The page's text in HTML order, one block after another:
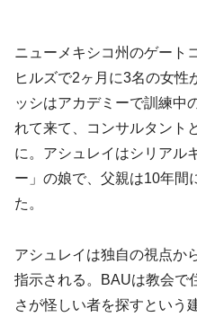
ニューメキシコ州のゲート
ヒルズで2ヶ月に3名の女性
ッシはアカデミーで訓練中
れて来て、コンサルタント
に。アシュレイはシリアル
ー」の娘で、父親は10年間
た。
アシュレイは独自の視点か
指示される。BAUは教会で
さが怪しい者を探すという